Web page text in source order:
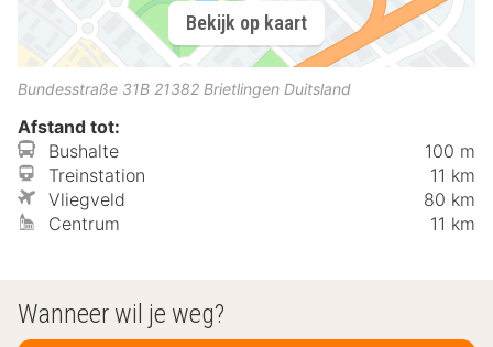
Bekijk op kaart
Bundesstraße 31B 21382 Brietlingen Duitsland
Afstand tot:
Bushalte
100 m
Treinstation
11 km
Vliegveld
80 km
Centrum
11 km
Wanneer wil je weg?